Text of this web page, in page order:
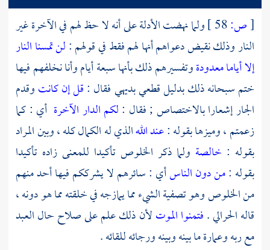
[ص:
ولما نهضت الأدلة على أنه لا حظ لهم في الآخرة غير
النار وذلك نقيض دعواهم أنها لهم فقط في قولهم :لن تمسنا النار
إلا أياما معدودةوتفسيرهم ذلك بأنها سبعة أيام وأنا نخلفهم فيها
ختم سبحانه ذلك بدليل قطعي بديهي فقال :قل إن كانتوقدم
الجار إشعارا بالاختصاص ; فقال :لكم الدار الآخرة أي : كما
زعمتم ، وميزها بقوله :عند اللهالذي له الكمال كله ، وبين المراد
بقوله : خالصة ولما ذكر الخلوص تأكيدا للمعنى زاده تأكيدا
بقوله :من دون الناسأي : سائرهم لا يشرككم فيها أحد منهم
من الخلوص وهو تصفية الشيء مما يمازجه في خلقته مما هو دونه ،
قاله الحرالي .فتمنوا الموتلأن ذلك علم على صلاح حال العبد
مع ربه وعمارة ما بينه وبينه ورجائه للقائه .